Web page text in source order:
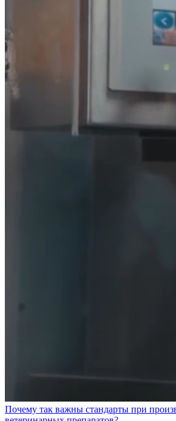
Почему так важны стандарты при